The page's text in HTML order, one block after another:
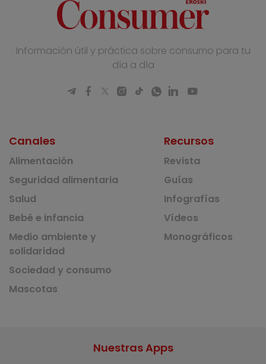
Información útil y práctica sobre consumo para tu
día a día
Canales
Alimentación
Seguridad alimentaria
Salud
Bebé e infancia
Medio ambiente y
solidaridad
Sociedad y consumo
Mascotas
Recursos
Revista
Guías
Infografías
Vídeos
Monográficos
Nuestras Apps